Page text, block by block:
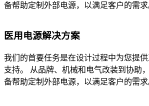
备帮助定制外部电源，以满足客户的需求
医用电源解决方案
我们的首要任务是在设计过程中为您提
支持。 从品牌、机械和电气改装到协助
备帮助定制外部电源，以满足客户的需求